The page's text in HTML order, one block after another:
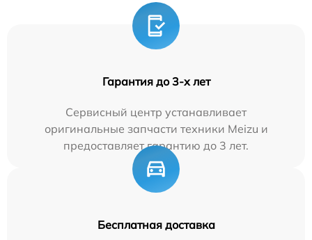
Гарантия до 3-х лет
Сервисный центр устанавливает
оригинальные запчасти техники Meizu и
предоставляет гарантию до 3 лет.
Бесплатная доставка